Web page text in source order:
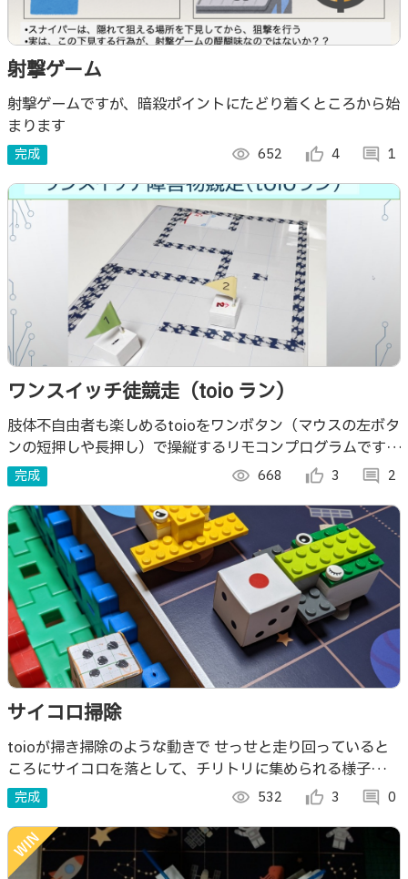
射撃ゲーム
射撃ゲームですが、暗殺ポイントにたどり着くところから始
まります
完成 visibility 652 thumb_up_alt 4 comment 1
ワンスイッチ徒競走（toio ラン）
肢体不自由者も楽しめるtoioをワンボタン（マウスの左ボタ
ンの短押しや長押し）で操縦するリモコンプログラムです。
短押しで90度旋回、長押しで前進になります。
完成 visibility 668 thumb_up_alt 3 comment 2
サイコロ掃除
toioが掃き掃除のような動きで せっせと走り回っていると
ころにサイコロを落として、チリトリに集められる様子を眺
めて楽しむ。 サイコロの目を競うゲームとしても楽しめ
る。 #toioDo #Doコン
完成 visibility 532 thumb_up_alt 3 comment 0